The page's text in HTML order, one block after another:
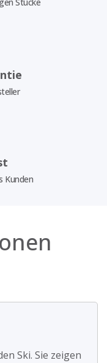
Kunden
Ski. Sie zeigen